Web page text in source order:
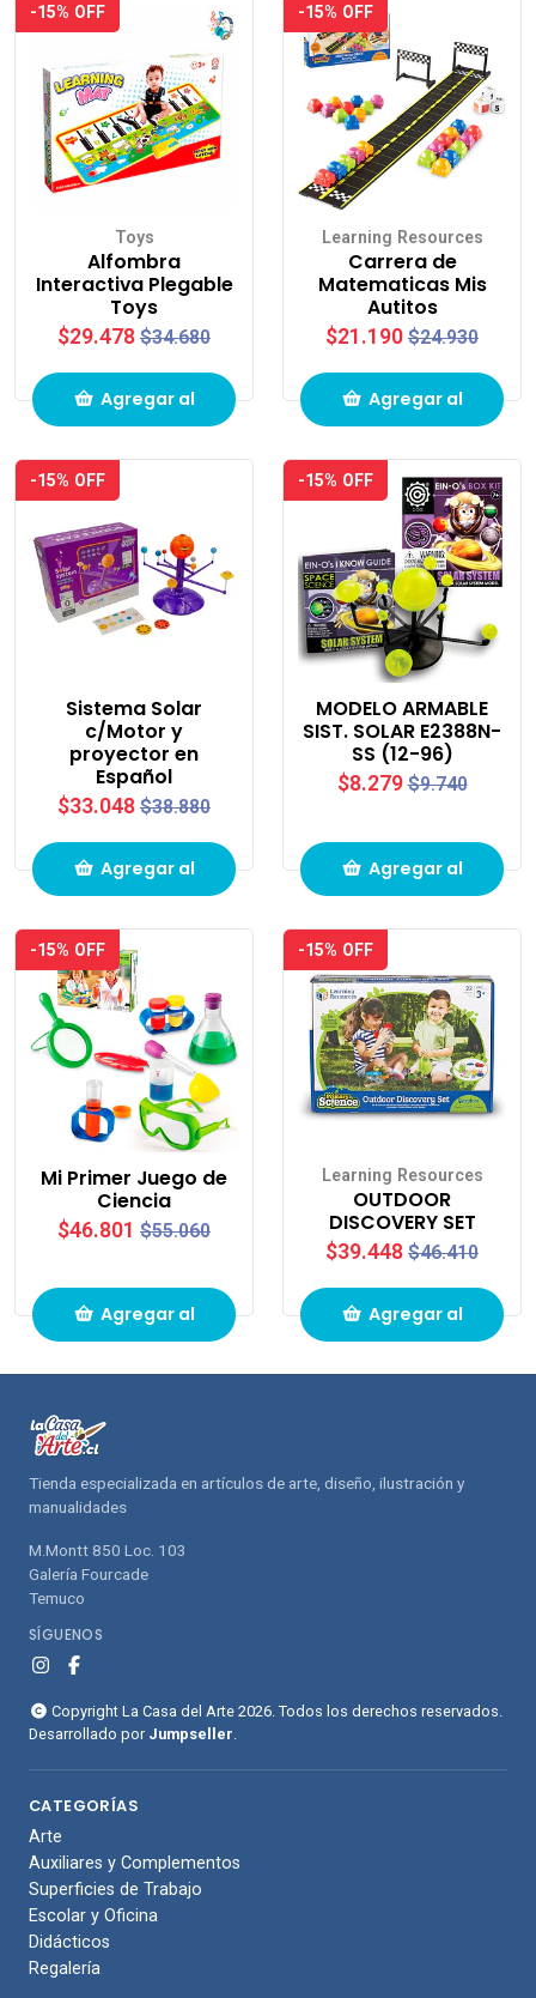
compras compras
-15% OFF
Toys
Alfombra
Interactiva Plegable
Toys
$29.478 $34.680
Agregar al
compras
-15% OFF
Learning Resources
Carrera de
Matematicas Mis
Autitos
$21.190 $24.930
Agregar al
compras
-15% OFF
Sistema Solar
c/Motor y
proyector en
Español
$33.048 $38.880
Agregar al
compras
-15% OFF
MODELO ARMABLE
SIST. SOLAR E2388N-
SS (12-96)
$8.279 $9.740
Agregar al
compras
-15% OFF
Mi Primer Juego de
Ciencia
$46.801 $55.060
Agregar al
compras
-15% OFF
Learning Resources
OUTDOOR
DISCOVERY SET
$39.448 $46.410
Agregar al
Tienda especializada en artículos de arte, diseño, ilustración y
manualidades
M.Montt 850 Loc. 103
Galería Fourcade
Temuco
SÍGUENOS
Copyright La Casa del Arte 2026. Todos los derechos reservados.
Desarrollado por Jumpseller
CATEGORÍAS
Arte
Auxiliares y Complementos
Superficies de Trabajo
Escolar y Oficina
Didácticos
Regalería